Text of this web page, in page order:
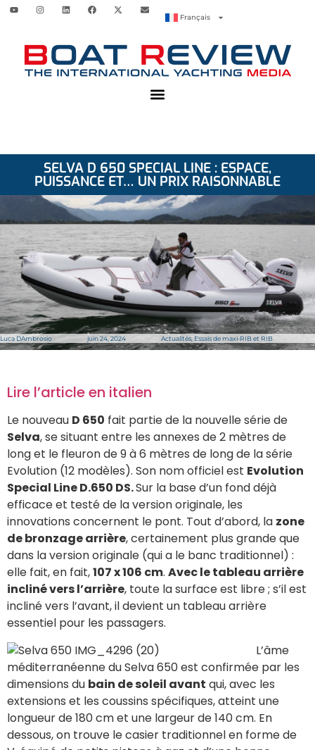
Français
SELVA D 650 SPECIAL LINE : ESPACE,
PUISSANCE ET… UN PRIX RAISONNABLE
Luca DAmbrosio juin 24, 2024 Actualités,Essais de maxi-RIB et RIB
Lire l’article en italien
Le nouveau D 650 fait partie de la nouvelle série de
Selva, se situant entre les annexes de 2 mètres de
long et le fleuron de 9 à 6 mètres de long de la série
Evolution (12 modèles). Son nom officiel est Evolution
Special Line D.650 DS.Sur la base d’un fond déjà
efficace et testé de la version originale, les
innovations concernent le pont. Tout d’abord, la zone
de bronzage arrière, certainement plus grande que
dans la version originale (qui a le banc traditionnel) :
elle fait, en fait,107 x 106 cm. Avec le tableau arrière
incliné vers l’arrière, toute la surface est libre ; s’il est
incliné vers l’avant, il devient un tableau arrière
essentiel pour les passagers.
L’âme
méditerranéenne du Selva 650 est confirmée par les
dimensions du bain de soleil avant qui, avec les
extensions et les coussins spécifiques, atteint une
longueur de 180 cm et une largeur de 140 cm. En
dessous, on trouve le casier traditionnel en forme de